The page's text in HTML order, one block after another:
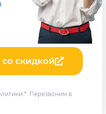
скидкой
*. Перезвоним в